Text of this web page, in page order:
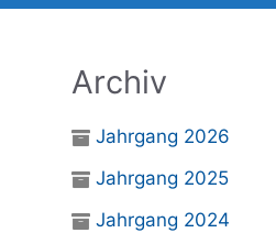
Archiv
Jahrgang 2026
Jahrgang 2025
Jahrgang 2024